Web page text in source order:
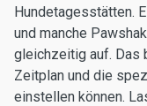
Hundetagesstätten.
und manche
gleichzeitig auf. Das
Zeitplan und die
einstellen können.